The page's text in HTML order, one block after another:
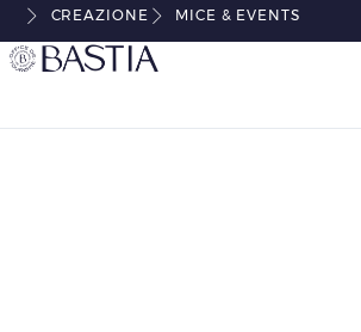
CREAZIONE MICE & EVENTS